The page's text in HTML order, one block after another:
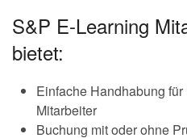
S&P E-Learning
bietet:
Einfache Handhabung
Mitarbeiter
Buchung mit oder ohne